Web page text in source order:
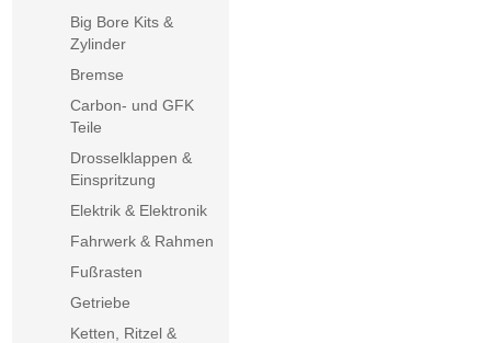
Big Bore Kits &
Zylinder
Bremse
Carbon- und GFK
Teile
Drosselklappen &
Einspritzung
Elektrik & Elektronik
Fahrwerk & Rahmen
Fußrasten
Getriebe
Ketten, Ritzel &